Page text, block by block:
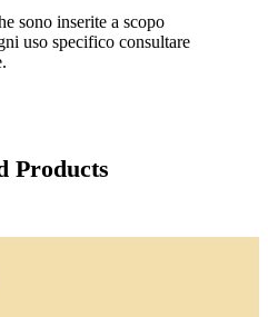
sono inserite a scopo
uso specifico consultare
Products